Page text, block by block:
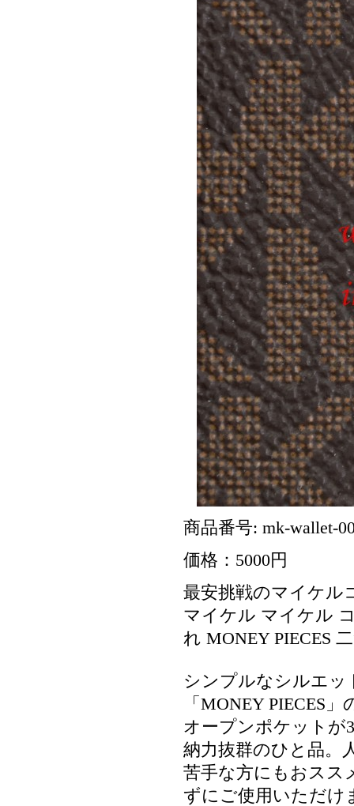
商品番号: mk-wallet-
価格：5000円
最安挑戦のマイケル
マイケル マイケル
れ MONEY PIECES
シンプルなシルエ
「MONEY PIECES
オープンポケットが
納力抜群のひと品。
苦手な方にもおスス
ずにご使用いただけ